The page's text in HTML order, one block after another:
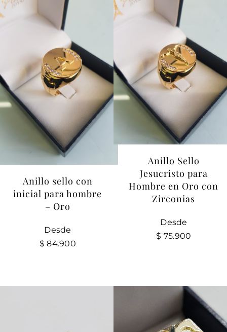
Contacto
Anillo sello con
inicial para hombre
– Oro
Desde
$ 84.900
Anillo Sello
Jesucristo para
Hombre en Oro con
Zirconias
Desde
$ 75.900